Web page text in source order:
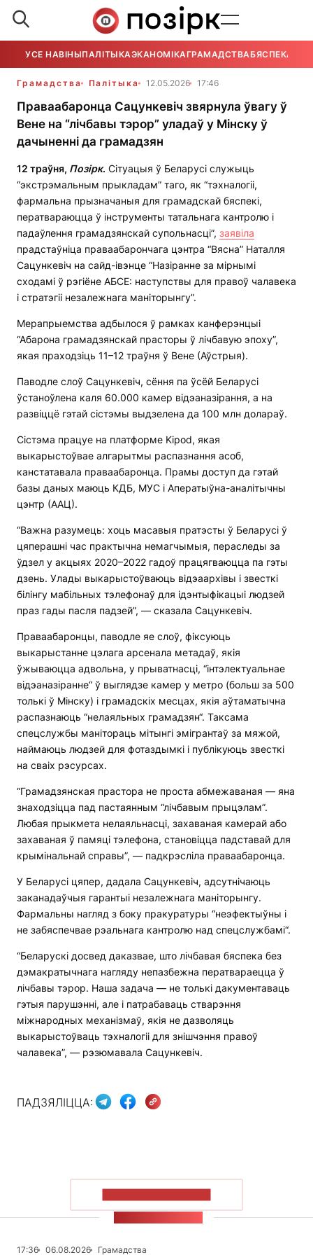
УСЕ НАВІНЫПАЛІТЫКАЭКАНОМІКАГРАМАДСТВАБЯСПЕКА
Грамадства Палітыка 12.05.2026 17:46
Праваабаронца Сацункевіч звярнула ўвагу ў
Вене на “лічбавы тэрор” уладаў у Мінску ў
дачыненні да грамадзян
12 траўня, Позірк. Сітуацыя ў Беларусі служыць
“экстрэмальным прыкладам” таго, як “тэхналогіі,
фармальна прызначаныя для грамадскай бяспекі,
ператвараюцца ў інструменты татальнага кантролю і
падаўлення грамадзянскай супольнасці”, заявіла
прадстаўніца праваабарончага цэнтра “Вясна” Наталля
Сацункевіч на сайд-івэнце “Назіранне за мірнымі
сходамі ў рэгіёне АБСЕ: наступствы для правоў чалавека
і стратэгіі незалежнага маніторынгу”.
Мерапрыемства адбылося ў рамках канферэнцыі
“Абарона грамадзянскай прасторы ў лічбавую эпоху”,
якая праходзіць 11–12 траўня ў Вене (Аўстрыя).
Паводле слоў Сацункевіч, сёння па ўсёй Беларусі
ўстаноўлена каля 60.000 камер відэаназірання, а на
развіццё гэтай сістэмы выдзелена да 100 млн долараў.
Сістэма працуе на платформе Kipod, якая
выкарыстоўвае алгарытмы распазнання асоб,
канстатавала праваабаронца. Прамы доступ да гэтай
базы даных маюць КДБ, МУС і Аператыўна-аналітычны
цэнтр (ААЦ).
“Важна разумець: хоць масавыя пратэсты ў Беларусі ў
цяперашні час практычна немагчымыя, пераследы за
ўдзел у акцыях 2020–2022 гадоў працягваюцца па гэты
дзень. Улады выкарыстоўваюць відэаархівы і звесткі
білінгу мабільных тэлефонаў для ідэнтыфікацыі людзей
праз гады пасля падзей”, — сказала Сацункевіч.
Праваабаронцы, паводле яе слоў, фіксуюць
выкарыстанне цэлага арсенала метадаў, якія
ўжываюцца адвольна, у прыватнасці, “інтэлектуальнае
відэаназіранне“ ў выглядзе камер у метро (больш за 500
толькі ў Мінску) і грамадскіх месцах, якія аўтаматычна
распазнаюць “нелаяльных грамадзян“. Таксама
спецслужбы манітораць мітынгі эмігрантаў за мяжой,
наймаюць людзей для фотаздымкі і публікуюць звесткі
на сваіх рэсурсах.
“Грамадзянская прастора не проста абмежаваная — яна
знаходзіцца пад пастаянным “лічбавым прыцэлам”.
Любая прыкмета нелаяльнасці, захаваная камерай або
захаваная ў памяці тэлефона, становіцца падставай для
крымінальнай справы”, — падкрэсліла праваабаронца.
У Беларусі цяпер, дадала Сацункевіч, адсутнічаюць
заканадаўчыя гарантыі незалежнага маніторынгу.
Фармальны нагляд з боку пракуратуры “неэфектыўны і
не забяспечвае рэальнага кантролю над спецслужбамі“.
“Беларускі досвед даказвае, што лічбавая бяспека без
дэмакратычнага нагляду непазбежна ператвараецца ў
лічбавы тэрор. Наша задача — не толькі дакументаваць
гэтыя парушэнні, але і патрабаваць стварэння
міжнародных механізмаў, якія не дазволяць
выкарыстоўваць тэхналогіі для знішчэння правоў
чалавека”, — рэзюмавала Сацункевіч.
ПАДЗЯЛІЦЦА:
17:36 06.08.2026 Грамадства